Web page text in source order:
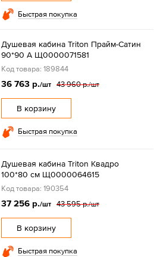
Быстрая покупка
Душевая кабина Triton Прайм-Сатин
90*90 А Щ0000071581
Код товара: 189844
36 763 р./шт 43 960 р./шт
В корзину
Быстрая покупка
Душевая кабина Triton Квадро
100*80 см Щ0000064615
Код товара: 190354
37 256 р./шт 43 595 р./шт
В корзину
Быстрая покупка